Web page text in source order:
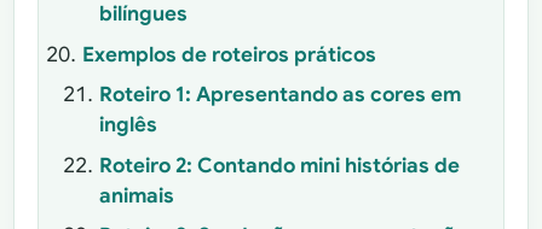
bilíngues
Exemplos de roteiros práticos
Roteiro 1: Apresentando as cores em
inglês
Roteiro 2: Contando mini histórias de
animais